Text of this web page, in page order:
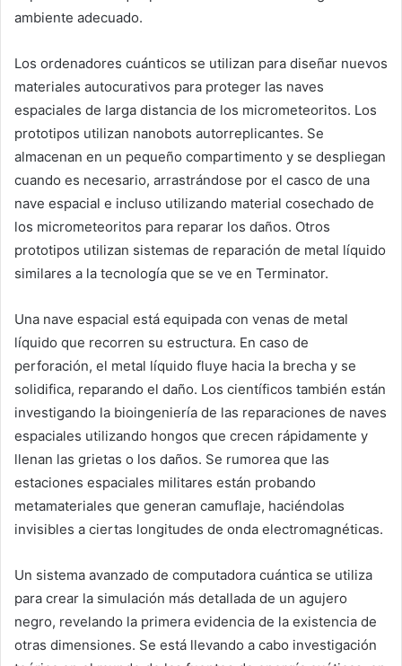
ambiente adecuado.
Los ordenadores cuánticos se utilizan para diseñar nuevos
materiales autocurativos para proteger las naves
espaciales de larga distancia de los micrometeoritos. Los
prototipos utilizan nanobots autorreplicantes. Se
almacenan en un pequeño compartimento y se despliegan
cuando es necesario, arrastrándose por el casco de una
nave espacial e incluso utilizando material cosechado de
los micrometeoritos para reparar los daños. Otros
prototipos utilizan sistemas de reparación de metal líquido
similares a la tecnología que se ve en Terminator.
Una nave espacial está equipada con venas de metal
líquido que recorren su estructura. En caso de
perforación, el metal líquido fluye hacia la brecha y se
solidifica, reparando el daño. Los científicos también están
investigando la bioingeniería de las reparaciones de naves
espaciales utilizando hongos que crecen rápidamente y
llenan las grietas o los daños. Se rumorea que las
estaciones espaciales militares están probando
metamateriales que generan camuflaje, haciéndolas
invisibles a ciertas longitudes de onda electromagnéticas.
Un sistema avanzado de computadora cuántica se utiliza
para crear la simulación más detallada de un agujero
negro, revelando la primera evidencia de la existencia de
otras dimensiones. Se está llevando a cabo investigación